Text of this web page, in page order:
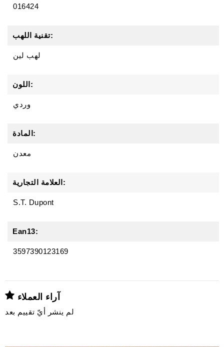
016424
تقنية اللهب:
لهب لين
اللون:
وردي
المادة:
معدن
العلامة التجارية:
S.T. Dupont
Ean13:
3597390123169
آراء العملاء
لم ينشر أيّ تقييم بعد